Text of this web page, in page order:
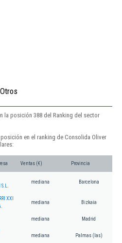
la posición 388 del Ranking del sector
en el ranking de Consolida Oliver
Ventas (€) Provincia
mediana Barcelona
XXI
mediana Bizkaia
mediana Madrid
mediana Palmas (las)